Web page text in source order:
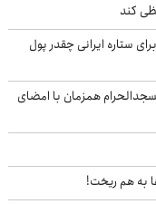
کند
ستاره ایرانی چقدر پول
همزمان با امضای
به هم ریخت!